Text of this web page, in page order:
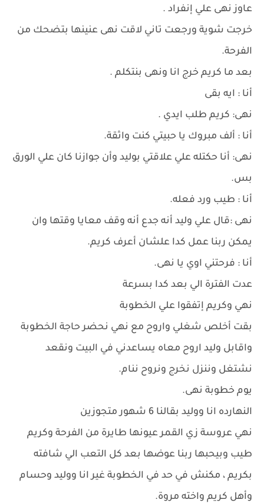
عاوز نهى علي إنفراد .
خرجت شوية ورجعت تاني لاقت نهى عنينها بتضحك من
الفرحة.
بعد ما كريم خرج انا ونهى بنتكلم .
أنا : ايه بقى
نهى: كريم طلب ايدي .
أنا : ألف مبروك يا حبيتي كنت واثقة.
نهى: أنا حكتله علي علاقتي بوليد وأن جوازنا كان علي الورق
بس.
أنا : طيب ورد فعله.
نهى :قال علي وليد أنه جدع أنه وقف معايا وقتها وان
يمكن ربنا عمل كدا علشان أعرف كريم.
أنا : فرحتني اوي يا نهى.
عدت الفترة الي بعد كدا بسرعة
نهي وكريم إتفقوا علي الخطوبة
بقت أخلص شغلي واروح مع نهي نحضر حاجة الخطوبة
واقابل وليد اروح معاه يساعدني في البيت ونقعد
نشتغل وننزل نخرج ونروح ننام.
يوم خطوبة نهى.
النهارده انا ووليد بقالنا 6 شهور متجوزين
نهي عروسة زي القمر عيونها طايرة من الفرحة وكريم
طيب وبيحبها ربنا عوضها بعد كل التعب الي شافته
بكريم ، مكنش في حد في الخطوبة غير انا ووليد وحسام
وأهل كريم واخته مروة.